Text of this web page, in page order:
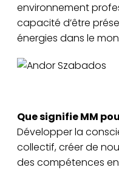
environnement
capacité d’être
énergies dans le
Que signifie MM
Développer la
collectif, créer de
des compétences